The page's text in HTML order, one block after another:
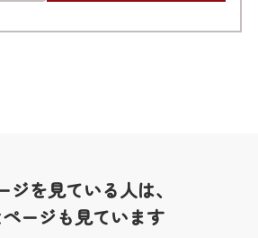
ジを見ている人は、
ージも見ています